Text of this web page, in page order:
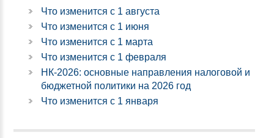
Что изменится с 1 августа
Что изменится с 1 июня
Что изменится с 1 марта
Что изменится с 1 февраля
НК-2026: основные направления налоговой и
бюджетной политики на 2026 год
Что изменится с 1 января